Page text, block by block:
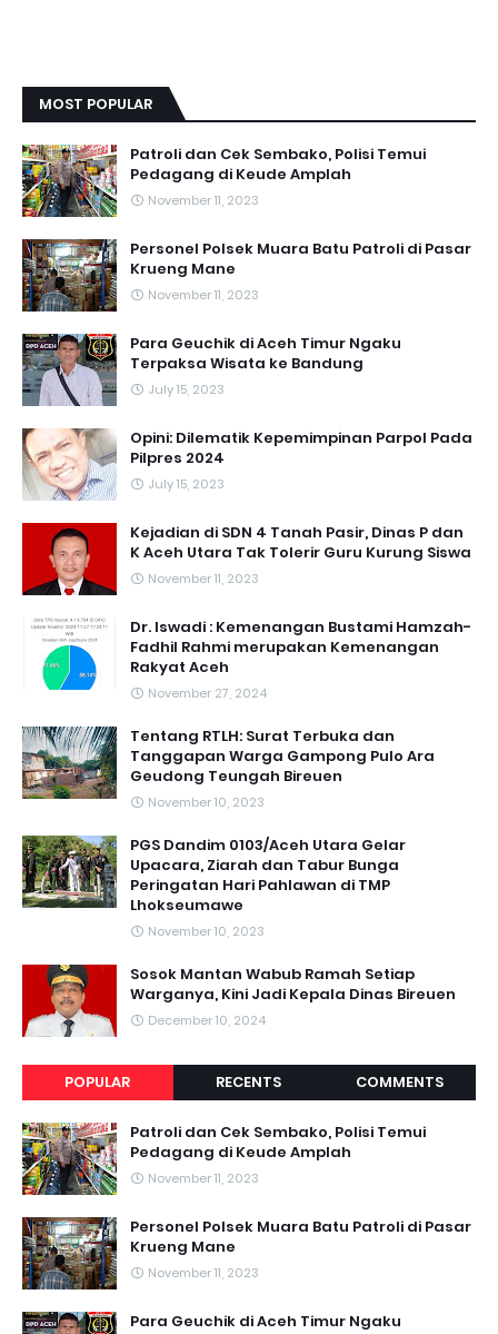
MOST POPULAR
Patroli dan Cek Sembako, Polisi Temui
Pedagang di Keude Amplah
November 11, 2023
Personel Polsek Muara Batu Patroli di Pasar
Krueng Mane
November 11, 2023
Para Geuchik di Aceh Timur Ngaku
Terpaksa Wisata ke Bandung
July 15, 2023
Opini: Dilematik Kepemimpinan Parpol Pada
Pilpres 2024
July 15, 2023
Kejadian di SDN 4 Tanah Pasir, Dinas P dan
K Aceh Utara Tak Tolerir Guru Kurung Siswa
November 11, 2023
Dr. Iswadi : Kemenangan Bustami Hamzah-
Fadhil Rahmi merupakan Kemenangan
Rakyat Aceh
November 27, 2024
Tentang RTLH: Surat Terbuka dan
Tanggapan Warga Gampong Pulo Ara
Geudong Teungah Bireuen
November 10, 2023
PGS Dandim 0103/Aceh Utara Gelar
Upacara, Ziarah dan Tabur Bunga
Peringatan Hari Pahlawan di TMP
Lhokseumawe
November 10, 2023
Sosok Mantan Wabub Ramah Setiap
Warganya, Kini Jadi Kepala Dinas Bireuen
December 10, 2024
POPULAR RECENTS COMMENTS
Patroli dan Cek Sembako, Polisi Temui
Pedagang di Keude Amplah
November 11, 2023
Personel Polsek Muara Batu Patroli di Pasar
Krueng Mane
November 11, 2023
Para Geuchik di Aceh Timur Ngaku